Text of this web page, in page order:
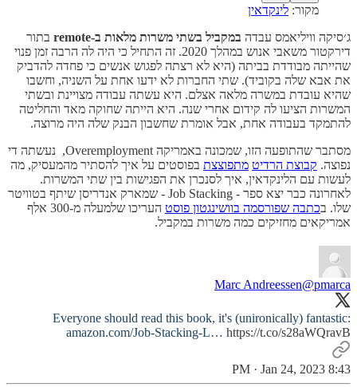
מקור: לינקדאין
ג׳סיקה וויליאמס עבדה במקביל בשתי משרות מלאות ב-remote
בתור
דירקטור משאבי אנוש במהלך 2020. זה התחיל כי היה לה הרבה זמן פנוי
שהייתה מבודדת בביתה (היא לא רצתה לפגוש אנשים כי פחדה להדביק
את אבא שלה בקוביד). שתי החברות לא ידעו אחת על השניה, וחשבו
שהיא עובדת במשרה מלאה אצלם. היא עשתה עבודה מצויינת ובשתי
המשרות הציעו לה קידום אחרי שנה. היא הייתה שחוקה מאד והחליטה
להתמקד בעבודה אחת, אבל אומרת שחשבון הבנק שלה היה מרוצה.
מסתבר שהתופעה הזו, שמכונה באמריקה Overemployment, נעשתה די
נפוצה. קבוצת הרדיט מתפוצצת בפוסטים על איך להסתיר מהמעסיק, מה
לעשות עם הלינקדאין, איך לסנכרן את הפגישות בין שתי המשרות.
לאחרונה כבר יצא ספר - Job Stacking - שמארק אנדריסן שיתף בטוויטר
שלו. בכתבה שפורסמה בוושינגטון פוסט
העריכו שלמעלה מ-300 אלף
אמריקאים מחזיקים כמה משרות במקביל.
Marc Andreessen@pmarca
Everyone should read this book, it's (unironically) fantastic:
amazon.com/Job-Stacking-L… https://t.co/s28aWQravB
8:43 PM · Jan 24, 2023